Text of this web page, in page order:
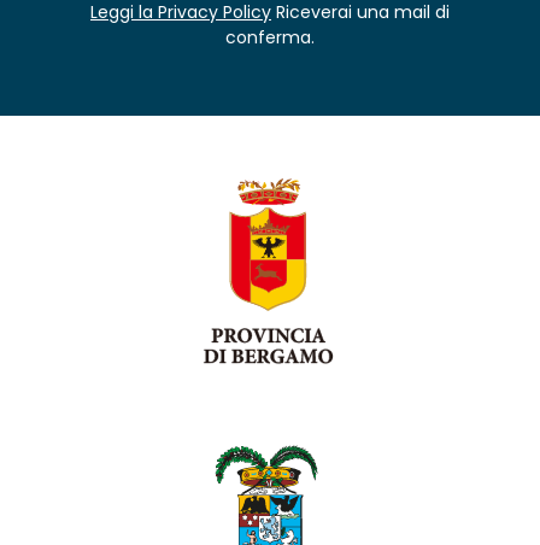
Leggi la Privacy Policy Riceverai una mail di
conferma.